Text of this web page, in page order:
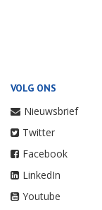
VOLG ONS
Nieuwsbrief
Twitter
Facebook
LinkedIn
Youtube